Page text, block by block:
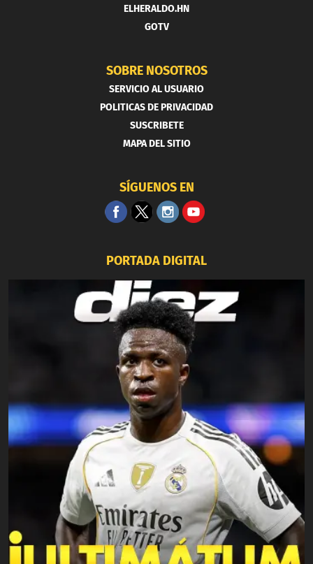
ELHERALDO.HN
GOTV
SOBRE NOSOTROS
SERVICIO AL USUARIO
POLITICAS DE PRIVACIDAD
SUSCRIBETE
MAPA DEL SITIO
SÍGUENOS EN
PORTADA DIGITAL